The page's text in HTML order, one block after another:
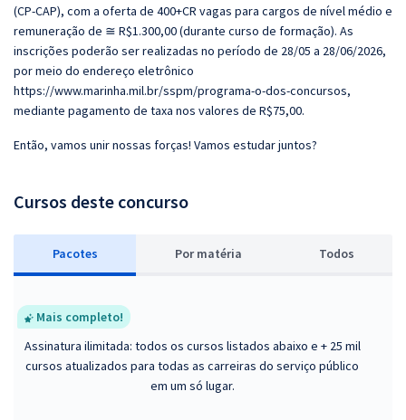
(CP-CAP), com a oferta de 400+CR vagas para cargos de nível médio e
remuneração de ≅ R$1.300,00 (durante curso de formação). As
inscrições poderão ser realizadas no período de 28/05 a 28/06/2026,
por meio do endereço eletrônico
https://www.marinha.mil.br/sspm/programa-o-dos-concursos,
mediante pagamento de taxa nos valores de R$75,00.
Então, vamos unir nossas forças! Vamos estudar juntos?
Cursos deste concurso
Pacotes Por matéria Todos
Mais completo!
Assinatura ilimitada: todos os cursos listados abaixo e + 25 mil
cursos atualizados para todas as carreiras do serviço público
em um só lugar.